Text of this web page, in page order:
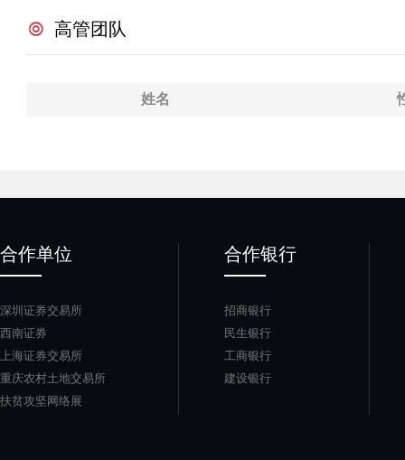
高管团队
姓名
合作单位
深圳证券交易所
西南证券
上海证券交易所
重庆农村土地交易所
扶贫攻坚网络展
合作银行
招商银行
民生银行
工商银行
建设银行